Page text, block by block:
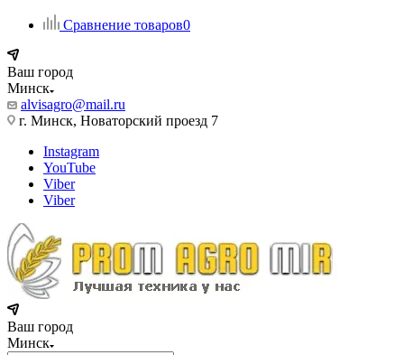
Сравнение товаров0
Ваш город
Минск
alvisagro@mail.ru
г. Минск, Новаторский проезд 7
Instagram
YouTube
Viber
Viber
Ваш город
Минск